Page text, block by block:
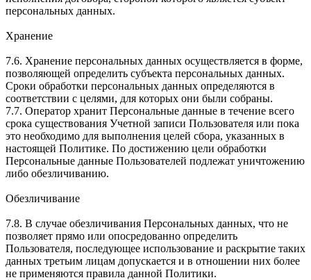
персональных данных.
Хранение
7.6. Хранение персональных данных осуществляется в форме,
позволяющей определить субъекта персональных данных.
Сроки обработки персональных данных определяются в
соответствии с целями, для которых они были собраны.
7.7. Оператор хранит Персональные данные в течение всего
срока существования Учетной записи Пользователя или пока
это необходимо для выполнения целей сбора, указанных в
настоящей Политике. По достижению цели обработки
Персональные данные Пользователей подлежат уничтожению
либо обезличиванию.
Обезличивание
7.8. В случае обезличивания Персональных данных, что не
позволяет прямо или опосредованно определить
Пользователя, последующее использование и раскрытие таких
данных третьим лицам допускается и в отношении них более
не применяются правила данной Политики.